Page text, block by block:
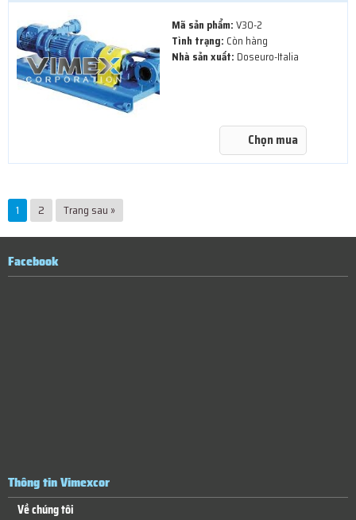
Mã sản phẩm:V30-2
Tình trạng: Còn hàng
Nhà sản xuất: Doseuro-Italia
Chọn mua
1 2 Trang sau »
Facebook
Thông tin Vimexcor
Về chúng tôi